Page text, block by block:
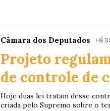
Câmara dos Deputados Há 3
Projeto
de controle de
Hoje duas lei tratam desse
criada pelo Supremo sobre o